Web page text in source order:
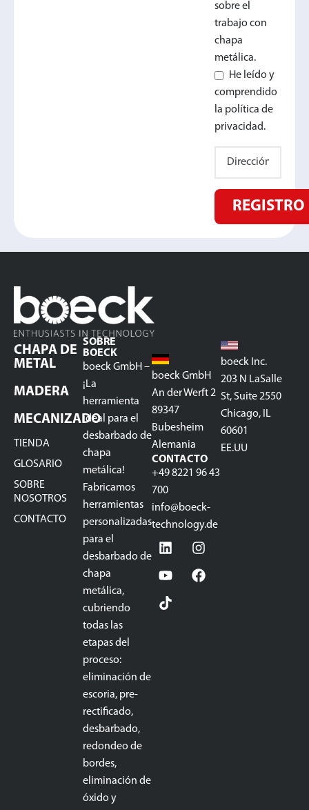
sobre el
trabajo con
chapa
metálica.
He leído y
comprendido
la política de
privacidad.
REGISTRO
CHAPA DE
METAL
MADERA
MECANIZADO
TIENDA
GLOSARIO
SOBRE
NOSOTROS
CONTACTO
SOBRE
BOECK
boeck GmbH –
¡La
herramienta
ideal para el
desbarbado de
chapa
metálica!
Fabricamos
herramientas
personalizadas
para el
desbarbado de
chapa
metálica,
cubriendo
todas las
etapas del
proceso:
eliminación de
escoria, pre-
rectificado,
desbarbado,
redondeo de
bordes,
eliminación de
óxido y
boeck GmbH
An der Werft 2
89347
Bubesheim
Alemania
CONTACTO
+49 8221 96 43
700
info@boeck-
technology.de
boeck Inc.
203 N LaSalle
St, Suite 2550
Chicago, IL
60601
EE.UU